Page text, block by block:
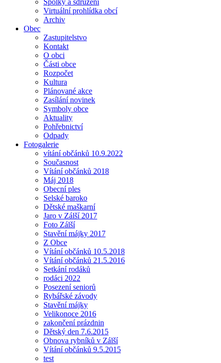
Virtuální prohlídka obcí
Archiv
Obec
Zastupitelstvo
Kontakt
O obci
Části obce
Rozpočet
Kultura
Plánované akce
Zasílání novinek
Symboly obce
Aktuality
Pohřebnictví
Odpady
Fotogalerie
vítání občánků 10.9.2022
Současnost
Vítání občánků 2018
Máj 2018
Obecní ples
Selské baroko
Dětské maškarní
Jaro v Zálší 2017
Foto Zálší
Stavění májky 2017
Z Obce
Vítání občánků 10.5.2018
Vítání občánků 21.5.2016
Setkání rodáků
rodáci 2022
Posezení seniorů
Rybářské závody
Stavění májky
Velikonoce 2016
zakončení prázdnin
Dětský den 7.6.2015
Obnova rybníků v Zálší
Vítání občánků 9.5.2015
test